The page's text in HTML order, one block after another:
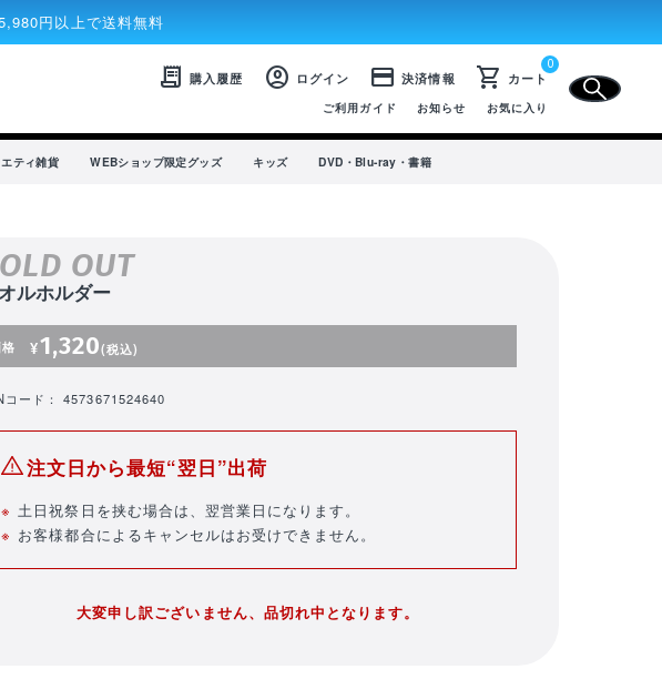
円以上で送料無料
receipt_long 購入履歴 account_circle ログイン credit_card 決済情報 shopping_cart カート
0
ご利用ガイド お知らせ お気に入り
ティ雑貨 WEBショップ限定グッズ キッズ DVD・Blu-ray・書籍
ユニフォーム
OUT
ルホルダー
¥1,320(税込)
コード： 4573671524640
注文日から最短“翌日”出荷
土日祝祭日を挟む場合は、翌営業日になります。
お客様都合によるキャンセルはお受けできません。
大変申し訳ございません、品切れ中となります。